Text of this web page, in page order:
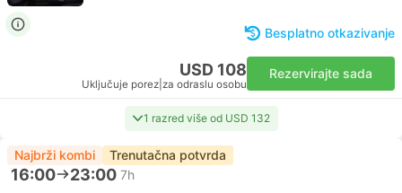
Besplatno otkazivanje
USD 108
Uključuje porez za odraslu osobu
Rezervirajte sada
1 razred više od USD 132
Najbrži kombi Trenutačna potvrda
16:00 23:00 7h